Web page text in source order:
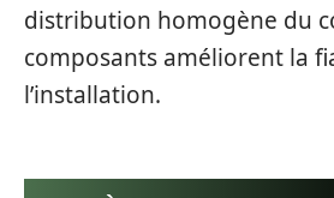
distribution homogène du
composants améliorent la
l’installation.